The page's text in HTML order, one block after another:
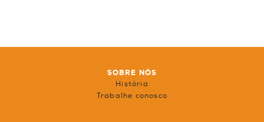
SOBRE NÓS
História
Trabalhe conosco